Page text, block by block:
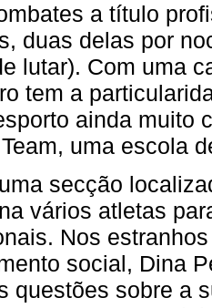
a título
duas delas por
lutar). Com uma
tem a
ainda muito
uma escola
secção
vários atletas
Nos
social, Dina
questões sobre a